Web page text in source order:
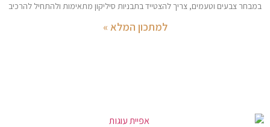
במבחר צבעים וטעמים, צריך להצטייד בתבניות סיליקון מתאימות ולהתחיל להרכיב
למתכון המלא »